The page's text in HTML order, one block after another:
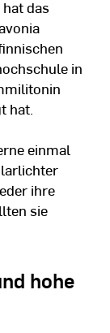
das
in
hat.
einmal
ihre
sie
hohe